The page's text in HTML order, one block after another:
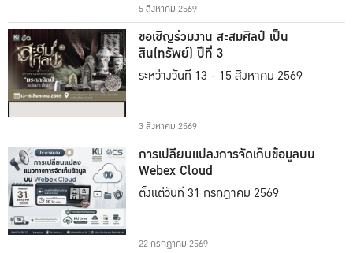
5 สิงหาคม 2569
ขอเชิญร่วมงาน สะสมศิลป์ เป็น
สิน(ทรัพย์) ปีที่ 3
ระหว่างวันที่ 13 - 15 สิงหาคม 2569
3 สิงหาคม 2569
การเปลี่ยนแปลงการจัดเก็บข้อมูลบน
Webex Cloud
ตั้งแต่วันที่ 31 กรกฎาคม 2569
22 กรกฎาคม 2569